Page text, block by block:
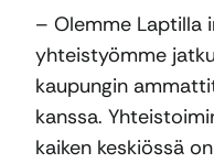
– Olemme Laptilla
yhteistyömme
kaupungin
kanssa.
kaiken keskiössä